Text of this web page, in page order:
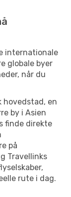
internationale
globale byer
når du
hovedstad, en
by i Asien
finde direkte
på
Travellinks
rute i dag.